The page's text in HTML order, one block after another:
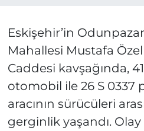
Eskişehir’in
Mahallesi Mustafa
Caddesi kavşağında,
otomobil ile 26 S 0337
aracının sürücüleri
gerginlik yaşandı. Olay